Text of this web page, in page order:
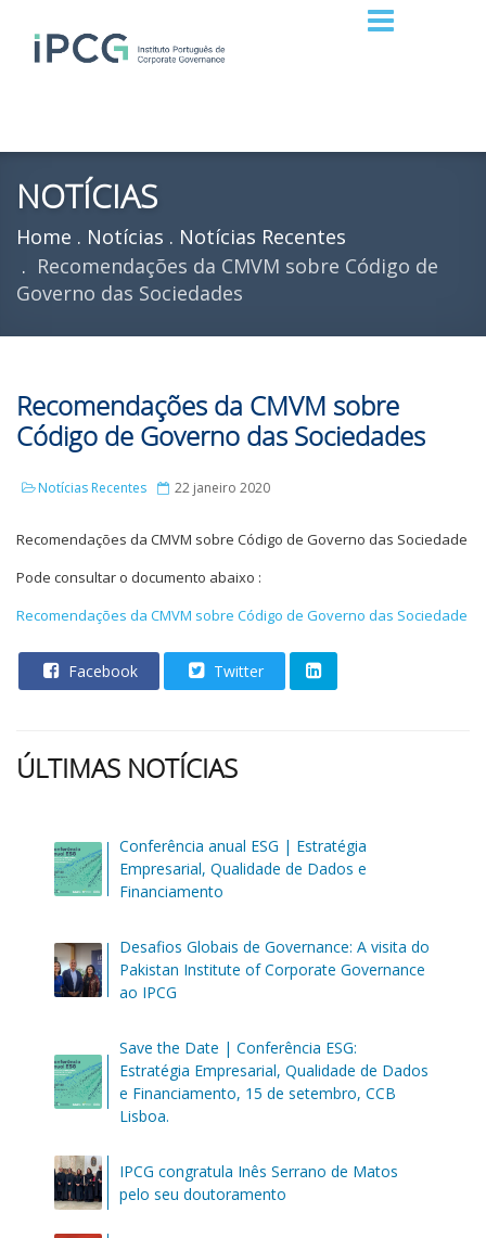
NOTÍCIAS
Home Notícias
Notícias Recentes
Recomendações da CMVM sobre Código de
Governo das Sociedades
Recomendações da CMVM sobre
Código de Governo das Sociedades
Notícias Recentes 22 janeiro 2020
Recomendações da CMVM sobre Código de Governo das Sociedade
Pode consultar o documento abaixo :
Recomendações da CMVM sobre Código de Governo das Sociedade
Facebook Twitter
ÚLTIMAS NOTÍCIAS
Conferência anual ESG | Estratégia
Empresarial, Qualidade de Dados e
Financiamento
Desafios Globais de Governance: A visita do
Pakistan Institute of Corporate Governance
ao IPCG
Save the Date | Conferência ESG:
Estratégia Empresarial, Qualidade de Dados
e Financiamento, 15 de setembro, CCB
Lisboa.
IPCG congratula Inês Serrano de Matos
pelo seu doutoramento